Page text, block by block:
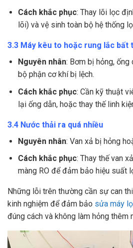
Cách khắc phục: Thay lõi lọc
lõi) và vệ sinh toàn bộ hệ thống
3.3 Máy kêu to hoặc rung lắc bất
Nguyên nhân: Bơm bị hỏng,
bộ phận cơ khí bị lệch.
Cách khắc phục: Cần kỹ thuật
lại ống dẫn, hoặc thay thế linh
3.4 Nước thải ra quá nhiều
Nguyên nhân: Van xả bị hỏng
Cách khắc phục: Thay thế van
màng RO để đảm bảo hiệu suất
Những lỗi trên thường cần sự can
kinh nghiệm để đảm bảo sửa máy
đúng cách và không làm hỏng thêm